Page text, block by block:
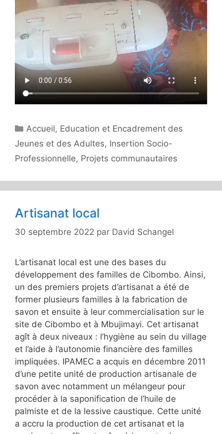
Catégories
Accueil, Education et Encadrement des
Jeunes et des Adultes, Insertion Socio-
Professionnelle, Projets communautaires
Artisanat local
30 septembre 2022 par David Schangel
L’artisanat local est une des bases du
développement des familles de Cibombo. Ainsi,
un des premiers projets d’artisanat a été de
former plusieurs familles à la fabrication de
savon et ensuite à leur commercialisation sur le
site de Cibombo et à Mbujimayi. Cet artisanat
agît à deux niveaux : l’hygiène au sein du village
et l’aide à l’autonomie financière des familles
impliquées. IPAMEC a acquis en décembre 2011
d’une petite unité de production artisanale de
savon avec notamment un mélangeur pour
procéder à la saponification de l’huile de
palmiste et de la lessive caustique. Cette unité
a accru la production de cet artisanat et la